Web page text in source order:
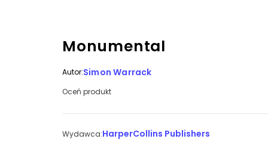
Monumental
Autor:Simon Warrack
Oceń produkt
Wydawca:HarperCollins Publishers